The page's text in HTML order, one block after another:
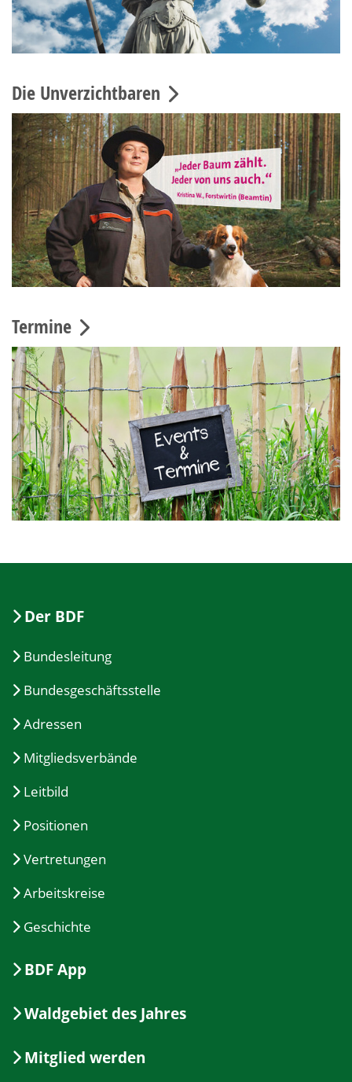
Die Unverzichtbaren
Termine
Der BDF
Bundesleitung
Bundesgeschäftsstelle
Adressen
Mitgliedsverbände
Leitbild
Positionen
Vertretungen
Arbeitskreise
Geschichte
BDF App
Waldgebiet des Jahres
Mitglied werden